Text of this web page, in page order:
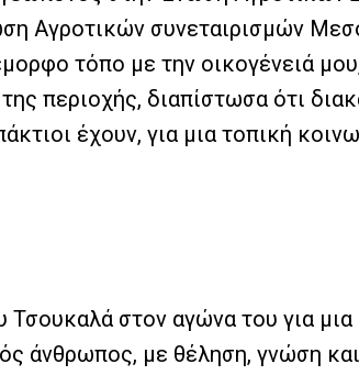
Αγροτικών συνεταιρισμών
τόπο με την οικογένειά
περιοχής, διαπίστωσα ότι
έχουν, για μια τοπική
στον αγώνα του για
άνθρωπος, με θέληση, γνώση